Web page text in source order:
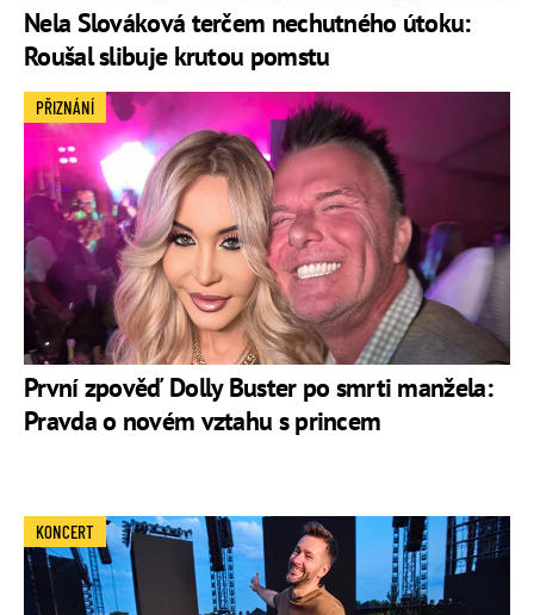
Nela Slováková terčem nechutného útoku:
Roušal slibuje krutou pomstu
První zpověď Dolly Buster po smrti manžela:
Pravda o novém vztahu s princem
PŘIZNÁNÍ
KONCERT